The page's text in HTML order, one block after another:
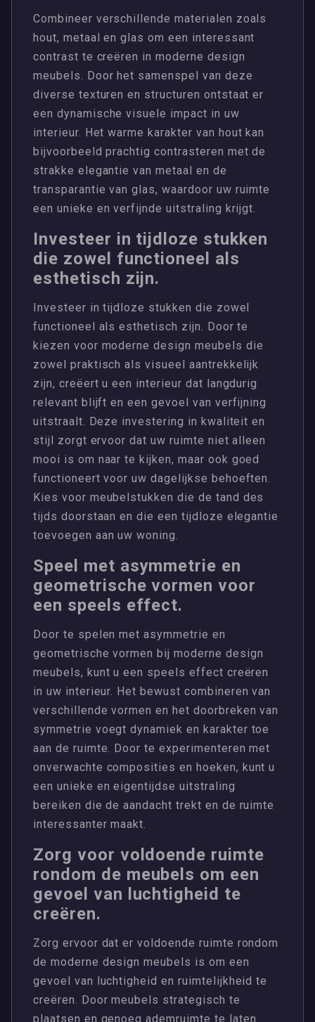
Combineer verschillende materialen zoals
hout, metaal en glas om een interessant
contrast te creëren in moderne design
meubels. Door het samenspel van deze
diverse texturen en structuren ontstaat er
een dynamische visuele impact in uw
interieur. Het warme karakter van hout kan
bijvoorbeeld prachtig contrasteren met de
strakke elegantie van metaal en de
transparantie van glas, waardoor uw ruimte
een unieke en verfijnde uitstraling krijgt.
Investeer in tijdloze stukken
die zowel functioneel als
esthetisch zijn.
Investeer in tijdloze stukken die zowel
functioneel als esthetisch zijn. Door te
kiezen voor moderne design meubels die
zowel praktisch als visueel aantrekkelijk
zijn, creëert u een interieur dat langdurig
relevant blijft en een gevoel van verfijning
uitstraalt. Deze investering in kwaliteit en
stijl zorgt ervoor dat uw ruimte niet alleen
mooi is om naar te kijken, maar ook goed
functioneert voor uw dagelijkse behoeften.
Kies voor meubelstukken die de tand des
tijds doorstaan en die een tijdloze elegantie
toevoegen aan uw woning.
Speel met asymmetrie en
geometrische vormen voor
een speels effect.
Door te spelen met asymmetrie en
geometrische vormen bij moderne design
meubels, kunt u een speels effect creëren
in uw interieur. Het bewust combineren van
verschillende vormen en het doorbreken van
symmetrie voegt dynamiek en karakter toe
aan de ruimte. Door te experimenteren met
onverwachte composities en hoeken, kunt u
een unieke en eigentijdse uitstraling
bereiken die de aandacht trekt en de ruimte
interessanter maakt.
Zorg voor voldoende ruimte
rondom de meubels om een
gevoel van luchtigheid te
creëren.
Zorg ervoor dat er voldoende ruimte rondom
de moderne design meubels is om een
gevoel van luchtigheid en ruimtelijkheid te
creëren. Door meubels strategisch te
plaatsen en genoeg ademruimte te laten